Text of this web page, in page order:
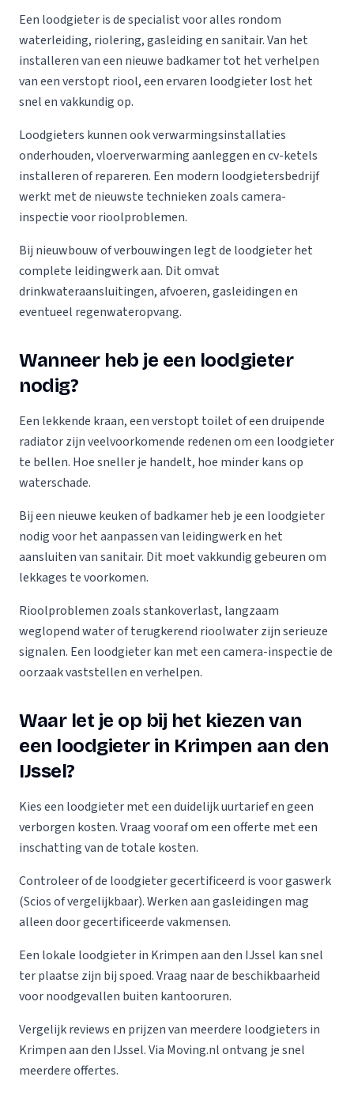
Een loodgieter is de specialist voor alles rondom
waterleiding, riolering, gasleiding en sanitair. Van het
installeren van een nieuwe badkamer tot het verhelpen
van een verstopt riool, een ervaren loodgieter lost het
snel en vakkundig op.
Loodgieters kunnen ook verwarmingsinstallaties
onderhouden, vloerverwarming aanleggen en cv-ketels
installeren of repareren. Een modern loodgietersbedrijf
werkt met de nieuwste technieken zoals camera-
inspectie voor rioolproblemen.
Bij nieuwbouw of verbouwingen legt de loodgieter het
complete leidingwerk aan. Dit omvat
drinkwateraansluitingen, afvoeren, gasleidingen en
eventueel regenwateropvang.
Wanneer heb je een loodgieter
nodig?
Een lekkende kraan, een verstopt toilet of een druipende
radiator zijn veelvoorkomende redenen om een loodgieter
te bellen. Hoe sneller je handelt, hoe minder kans op
waterschade.
Bij een nieuwe keuken of badkamer heb je een loodgieter
nodig voor het aanpassen van leidingwerk en het
aansluiten van sanitair. Dit moet vakkundig gebeuren om
lekkages te voorkomen.
Rioolproblemen zoals stankoverlast, langzaam
weglopend water of terugkerend rioolwater zijn serieuze
signalen. Een loodgieter kan met een camera-inspectie de
oorzaak vaststellen en verhelpen.
Waar let je op bij het kiezen van
een loodgieter in Krimpen aan den
IJssel?
Kies een loodgieter met een duidelijk uurtarief en geen
verborgen kosten. Vraag vooraf om een offerte met een
inschatting van de totale kosten.
Controleer of de loodgieter gecertificeerd is voor gaswerk
(Scios of vergelijkbaar). Werken aan gasleidingen mag
alleen door gecertificeerde vakmensen.
Een lokale loodgieter in Krimpen aan den IJssel kan snel
ter plaatse zijn bij spoed. Vraag naar de beschikbaarheid
voor noodgevallen buiten kantooruren.
Vergelijk reviews en prijzen van meerdere loodgieters in
Krimpen aan den IJssel. Via Moving.nl ontvang je snel
meerdere offertes.